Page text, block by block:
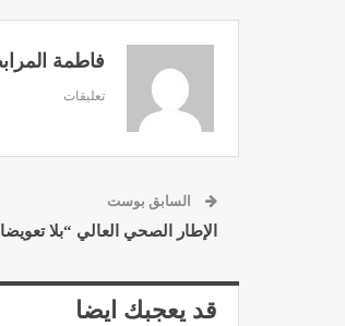
فاطمة
تعليقات
السابق بوست
الإطار الصحي العالي “بلا
قد يعجبك ايضا